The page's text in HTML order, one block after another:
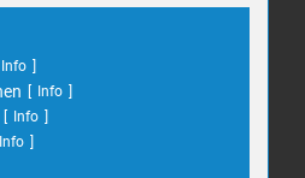
034671 7 20 0
Entscheidungscookie
dieser Website
die Einstellungen der Besucher
der Speicherung von Cookies.
Info
Info
Info
Info